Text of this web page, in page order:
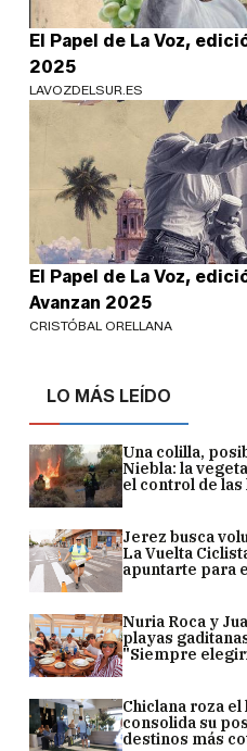
LO MÁS LEÍDO
Una colilla,
Niebla: la
el control de las
Jerez busca
La Vuelta
apuntarte para
Nuria Roca y
playas
"Siempre
Chiclana roza
consolida su
destinos más
El Papel de La Voz,
2025
LAVOZDELSUR.ES
El Papel de La Voz,
Avanzan 2025
CRISTÓBAL ORELLANA